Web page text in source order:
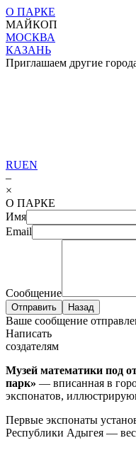
О ПАРКЕ
МАЙКОП
МОСКВА
КАЗАНЬ
Приглашаем другие
RUEN
–
×
О ПАРКЕ
Имя
Email
Сообщение
Ваше сообщение
Написать
создателям
Музей математики под
парк» — вписанная в
экспонатов,
Первые экспонаты
Республики Адыгея —